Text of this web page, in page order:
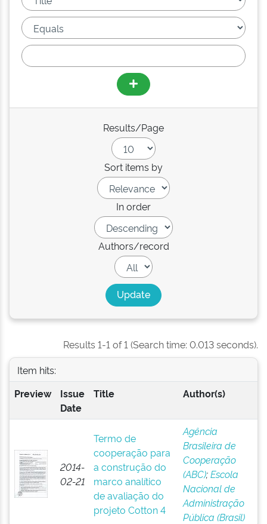
Results/Page
Sort items by
In order
Authors/record
Results 1-1 of 1 (Search time: 0.013 seconds).
Item hits:
Preview
Issue
Date
Title Author(s)
2014-
02-21
Termo de
cooperação para
a construção do
marco analítico
de avaliação do
projeto Cotton 4
Agência
Brasileira de
Cooperação
(ABC);Escola
Nacional de
Administração
Pública (Brasil)